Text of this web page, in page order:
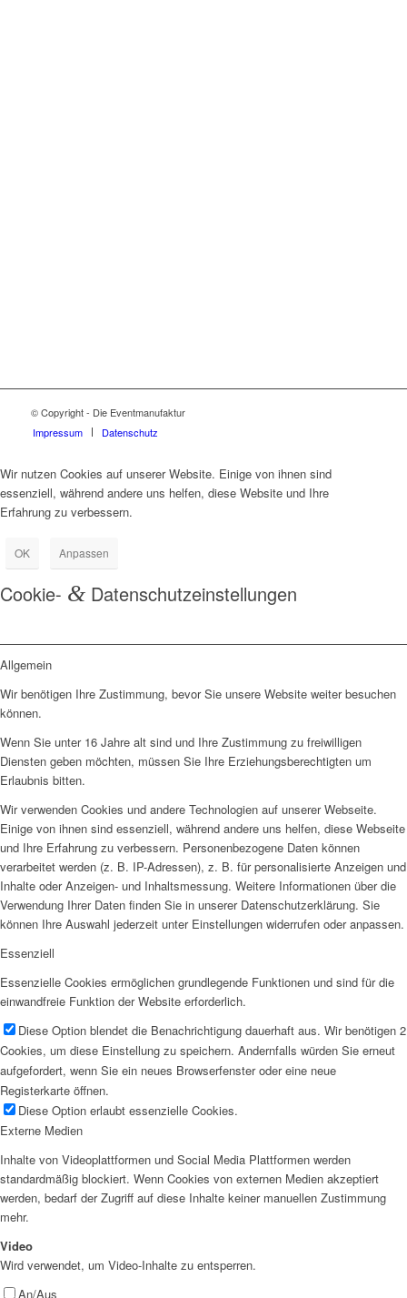
© Copyright - Die Eventmanufaktur
Impressum
Datenschutz
Wir nutzen Cookies auf unserer Website. Einige von ihnen sind
essenziell, während andere uns helfen, diese Website und Ihre
Erfahrung zu verbessern.
OK Anpassen
Cookie- & Datenschutzeinstellungen
Allgemein
Wir benötigen Ihre Zustimmung, bevor Sie unsere Website weiter besuchen
können.
Wenn Sie unter 16 Jahre alt sind und Ihre Zustimmung zu freiwilligen
Diensten geben möchten, müssen Sie Ihre Erziehungsberechtigten um
Erlaubnis bitten.
Wir verwenden Cookies und andere Technologien auf unserer Webseite.
Einige von ihnen sind essenziell, während andere uns helfen, diese Webseite
und Ihre Erfahrung zu verbessern. Personenbezogene Daten können
verarbeitet werden (z. B. IP-Adressen), z. B. für personalisierte Anzeigen und
Inhalte oder Anzeigen- und Inhaltsmessung. Weitere Informationen über die
Verwendung Ihrer Daten finden Sie in unserer Datenschutzerklärung. Sie
können Ihre Auswahl jederzeit unter Einstellungen widerrufen oder anpassen.
Essenziell
Essenzielle Cookies ermöglichen grundlegende Funktionen und sind für die
einwandfreie Funktion der Website erforderlich.
Diese Option blendet die Benachrichtigung dauerhaft aus. Wir benötigen 2
Cookies, um diese Einstellung zu speichern. Andernfalls würden Sie erneut
aufgefordert, wenn Sie ein neues Browserfenster oder eine neue
Registerkarte öffnen.
Diese Option erlaubt essenzielle Cookies.
Externe Medien
Inhalte von Videoplattformen und Social Media Plattformen werden
standardmäßig blockiert. Wenn Cookies von externen Medien akzeptiert
werden, bedarf der Zugriff auf diese Inhalte keiner manuellen Zustimmung
mehr.
Video
Wird verwendet, um Video-Inhalte zu entsperren.
An/Aus